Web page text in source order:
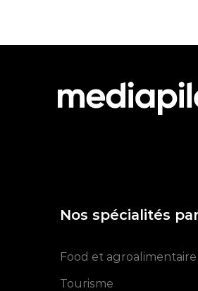
Nos spécialités
Food et agroalimentaire
Tourisme